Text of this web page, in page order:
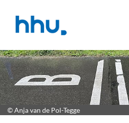
© Anja van de Pol-Tegge